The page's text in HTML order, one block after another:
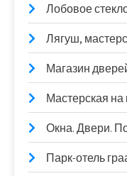
Лобовое
Лягуш,
Магазин
Мастерская на
Окна. Двери.
Парк-отель